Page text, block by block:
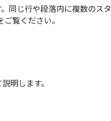
同じ行や段落内に複数のスタ
覧ください。
明します。